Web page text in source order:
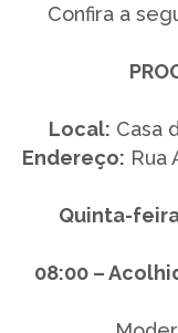
Confira a
Local: Casa
Endereço: Rua
Quinta-
08:00 –